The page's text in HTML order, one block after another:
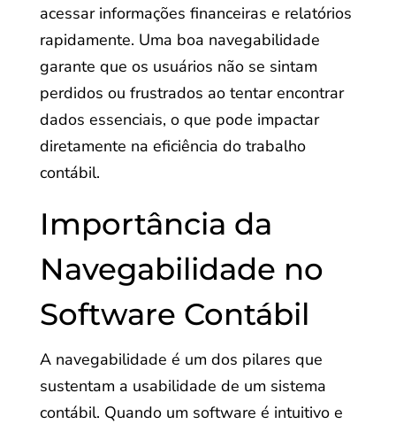
acessar informações financeiras e relatórios
rapidamente. Uma boa navegabilidade
garante que os usuários não se sintam
perdidos ou frustrados ao tentar encontrar
dados essenciais, o que pode impactar
diretamente na eficiência do trabalho
contábil.
Importância da
Navegabilidade no
Software Contábil
A navegabilidade é um dos pilares que
sustentam a usabilidade de um sistema
contábil. Quando um software é intuitivo e